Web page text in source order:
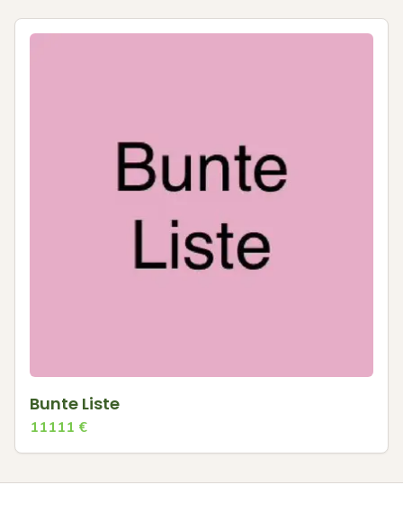
Bunte Liste
11111 €